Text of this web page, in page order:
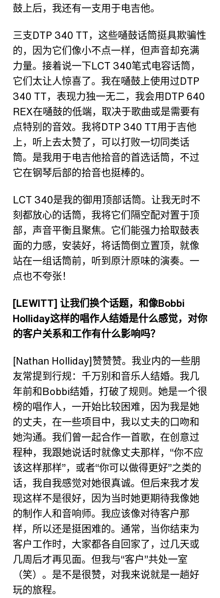
鼓上后，我还有一支用于电吉他。
三支DTP 340 TT，这些嗵鼓话筒挺具欺骗性
的，因为它们像小不点一样，但声音却充满
力量。接着说一下LCT 340笔式电容话筒，
它们太让人惊喜了。我在嗵鼓上使用过DTP
340 TT，表现力独一无二，我会用DTP 640
REX在嗵鼓的低端，取决于歌曲或是需要有
点特别的音效。我将DTP 340 TT用于吉他
上，听上去太赞了，可以打败一切同类话
筒。是我用于电吉他拾音的首选话筒，不过
它在钢琴后部的拾音也挺棒的。
LCT 340是我的御用顶部话筒。让我无时不
刻都放心的话筒， 我将它们隔空配对置于顶
部， 声音平衡且聚焦。它们能强力拾取鼓表
面的力感，安装好，将话筒倒立置顶，就像
站在一组话筒前，听到原汁原味的演奏。一
点也不夸张！
[LEWITT] 让我们换个话题，和像Bobbi
Holliday这样的唱作人结婚是什么感觉，对你
的客户关系和工作有什么影响吗？
[Nathan Holliday]赞赞赞。我业内的一些朋
友常提到行规：千万别和音乐人结婚。我几
年前和Bobbi结婚，打破了规则。她是一个很
榜的唱作人，一开始比较困难，因为我是她
的丈夫，在一些项目中，我以丈夫的口吻和
她沟通。我们曾一起合作一首歌，在创意过
程种，我跟她说话时就像丈夫那样，“你不应
该这样那样”，或者“你可以做得更好”之类的
话，我自我感觉对她很真诚。但后来我才发
现这样不是很好，因为当时她更期待我像她
的制作人和音响师。我应该像对待客户那
样，所以还是挺困难的。通常，当你结束为
客户工作时，大家都各自回家了，过几天或
几周后才再见面。但我与“客户”共处一室
（笑）。是不是很赞，对我来说就是一趟好
玩的旅程。